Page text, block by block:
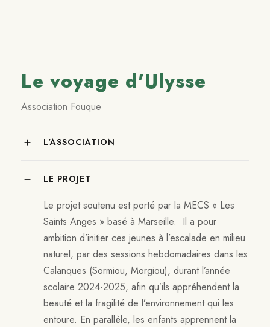
Le voyage d'Ulysse
Association Fouque
L'ASSOCIATION
LE PROJET
Le projet soutenu est porté par la MECS « Les
Saints Anges » basé à Marseille. Il a pour
ambition d’initier ces jeunes à l’escalade en milieu
naturel, par des sessions hebdomadaires dans les
Calanques (Sormiou, Morgiou), durant l’année
scolaire 2024-2025, afin qu’ils appréhendent la
beauté et la fragilité de l’environnement qui les
entoure. En parallèle, les enfants apprennent la